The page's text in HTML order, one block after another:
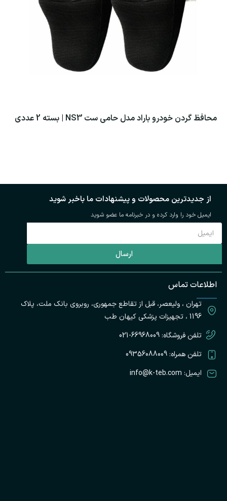
محافظ گردن خودرو باراد مدل حامی ست NS3 | بسته 2 عددی
از جدیدترین محصولات و پیشنهادات ما باخبر شوید
ایمیل خود را وارد کرده و در خبرنامه ما عضو شوید
ارسال
اطلاعات تماس
تهران ، ولیعصر، قبل از تقاطع جمهوری، روبروی بانک ملت، پلاک
1196 ، تجهیزات پزشکی کیهان طب
تلفن فروشگاه: 66968009-021
تلفن همراه: 09356088009
ایمیل: info@k-teb.com